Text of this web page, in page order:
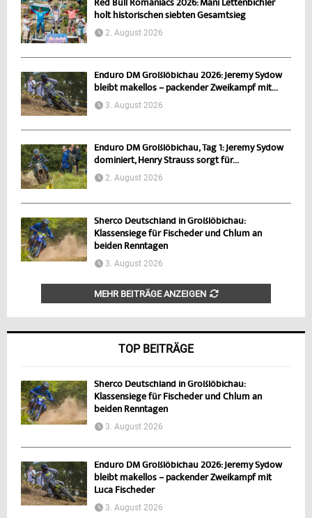
Red Bull Romaniacs 2026: Mani Lettenbichler
holt historischen siebten Gesamtsieg
2. August 2026
Enduro DM Großlöbichau 2026: Jeremy Sydow
bleibt makellos – packender Zweikampf mit...
3. August 2026
Enduro DM Großlöbichau, Tag 1: Jeremy Sydow
dominiert, Henry Strauss sorgt für...
2. August 2026
Sherco Deutschland in Großlöbichau:
Klassensiege für Fischeder und Chlum an
beiden Renntagen
3. August 2026
MEHR BEITRÄGE ANZEIGEN
TOP BEITRÄGE
Sherco Deutschland in Großlöbichau:
Klassensiege für Fischeder und Chlum an
beiden Renntagen
3. August 2026
Enduro DM Großlöbichau 2026: Jeremy Sydow
bleibt makellos – packender Zweikampf mit
Luca Fischeder
3. August 2026